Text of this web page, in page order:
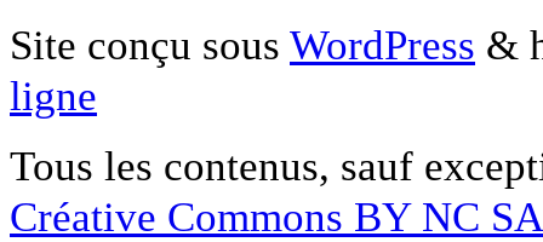
Site conçu sous WordPress &
ligne
Tous les contenus, sauf
Créative Commons BY NC SA